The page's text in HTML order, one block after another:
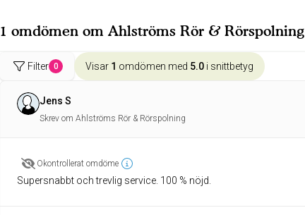
1 omdömen om Ahlströms Rör & Rörspolning
Filter 0 Visar 1 omdömen med 5.0 i snittbetyg
Jens S
Skrev om Ahlströms Rör & Rörspolning
Okontrollerat omdöme
Supersnabbt och trevlig service. 100 % nöjd.